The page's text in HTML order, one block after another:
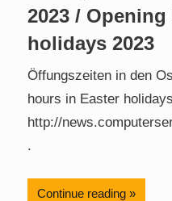
2023 /
holidays 2023
Öffungszeiten in den
hours in Easter holidays
http://
.
Continue reading